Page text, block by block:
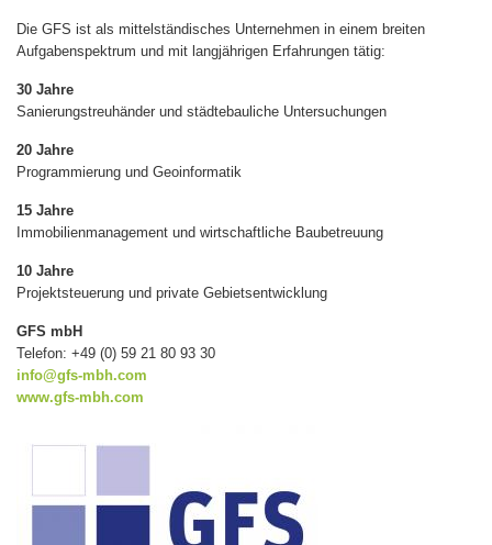
Die GFS ist als mittelständisches Unternehmen in einem breiten
Aufgabenspektrum und mit langjährigen Erfahrungen tätig:
30 Jahre
Sanierungstreuhänder und städtebauliche Untersuchungen
20 Jahre
Programmierung und Geoinformatik
15 Jahre
Immobilienmanagement und wirtschaftliche Baubetreuung
10 Jahre
Projektsteuerung und private Gebietsentwicklung
GFS mbH
Telefon: +49 (0) 59 21 80 93 30
info@gfs-mbh.com
www.gfs-mbh.com